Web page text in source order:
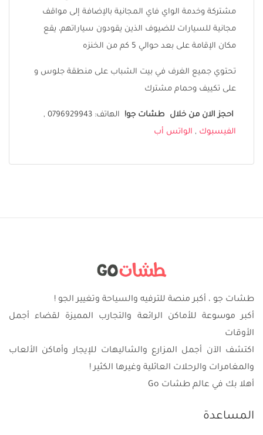
مشتركة وخدمة الواي فاي المجانية بالإضافة إلى مواقف
مجانية للسيارات للضيوف الذين يقودون سياراتهم، يقع
مكان الإقامة على بعد حوالي 5 كم من الخنزه
تحتوي جميع الغرف في بيت الشباب على منطقة جلوس و
على تكييف وحمام مشترك
احجز الان من خلال طشات جو! الهاتف: 0796929943 ,
الفيسبوك , الواتس أب
طشات جو ، أكبر منصة للترفيه والسياحة وتغيير الجو !
أكبر موسوعة للأماكن الرائعة والتجارب المميزة لقضاء أجمل
الأوقات
اكتشف الآن أجمل المزارع والشاليهات للإيجار وأماكن الألعاب
والمغامرات والرحلات العائلية وغيرها الكثير !
أهلا بك في عالم طشات Go
المساعدة